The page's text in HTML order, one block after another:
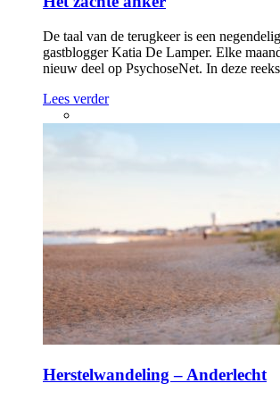
De taal van de terugkeer is een
gastblogger Katia De Lamper. Elke
nieuw deel op PsychoseNet. In deze
Lees verder
Herstelwandeling – Anderlecht